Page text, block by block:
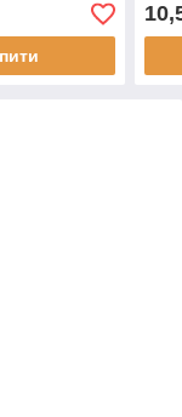
23мм,
шт)